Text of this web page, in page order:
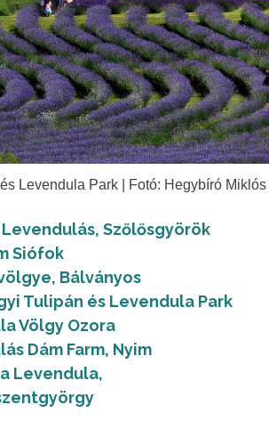
Levendula Park | Fotó: Hegybíró Miklós
Szőlősgyörök
Siófok
Bálványos
Tulipán és Levendula Park
Völgy Ozora
Dám Farm, Nyim
Levendula,